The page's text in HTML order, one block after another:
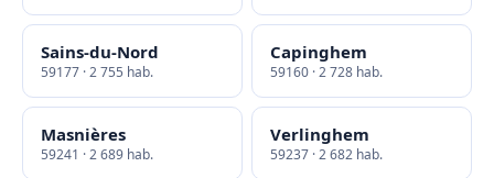
Sains-du-Nord
59177 · 2 755 hab.
Capinghem
59160 · 2 728 hab.
Masnières
59241 · 2 689 hab.
Verlinghem
59237 · 2 682 hab.